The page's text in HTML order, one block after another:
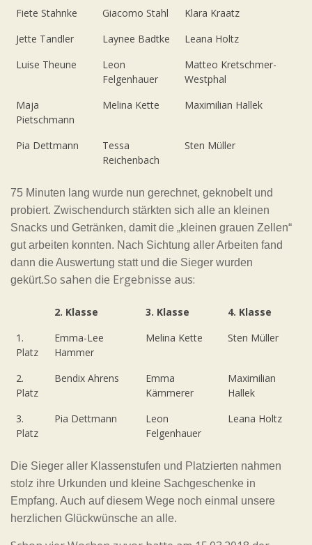
Fiete Stahnke Giacomo Stahl
Klara Kraatz
Jette Tandler
Laynee Badtke
Leana Holtz
Luise Theune
Leon
Felgenhauer
Matteo Kretschmer-
Westphal
Maja
Pietschmann
Melina Kette Maximilian Hallek
Pia Dettmann
Tessa
Reichenbach
Sten Müller
75 Minuten lang wurde nun gerechnet, geknobelt und
probiert. Zwischendurch stärkten sich alle an kleinen
Snacks und Getränken, damit die „kleinen grauen Zellen“
gut arbeiten konnten. Nach Sichtung aller Arbeiten fand
dann die Auswertung statt und die Sieger wurden
gekürt.So sahen die Ergebnisse aus:
2. Klasse 3. Klasse
4. Klasse
1.
Platz
Emma-Lee
Hammer
Melina Kette Sten Müller
2.
Platz
Bendix Ahrens
Emma
Kämmerer
Maximilian
Hallek
3.
Platz
Pia Dettmann
Leon
Felgenhauer
Leana Holtz
Die Sieger aller Klassenstufen und Platzierten nahmen
stolz ihre Urkunden und kleine Sachgeschenke in
Empfang. Auch auf diesem Wege noch einmal unsere
herzlichen Glückwünsche an alle.